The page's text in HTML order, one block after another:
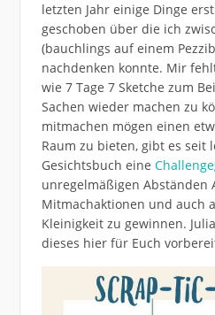
letzten Jahr einige Dinge
geschoben über die ich
(bauchlings auf einem
nachdenken konnte. Mir
wie 7 Tage 7 Sketche zum
Sachen wieder machen zu
mitmachen mögen einen
Raum zu bieten, gibt es seit
Gesichtsbuch eine
unregelmäßigen Abständen
Mitmachaktionen und auch
Kleinigkeit zu gewinnen.
dieses hier für Euch